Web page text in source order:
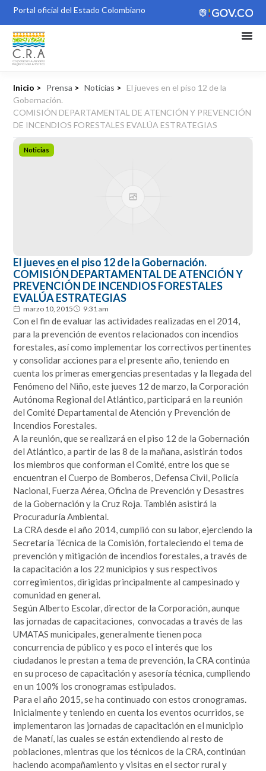
Portal oficial del Estado Colombiano
Inicio > Prensa > Noticias > El jueves en el piso 12 de la
Gobernación.
COMISIÓN DEPARTAMENTAL DE ATENCIÓN Y PREVENCIÓN
DE INCENDIOS FORESTALES EVALÚA ESTRATEGIAS
Noticias
El jueves en el piso 12 de la Gobernación.
COMISIÓN DEPARTAMENTAL DE ATENCIÓN Y
PREVENCIÓN DE INCENDIOS FORESTALES
EVALÚA ESTRATEGIAS
marzo 10, 2015 9:31 am
Con el fin de evaluar las actividades realizadas en el 2014,
para la prevención de eventos relacionados con incendios
forestales, así como implementar los correctivos pertinentes
y consolidar acciones para el presente año, teniendo en
cuenta los primeras emergencias presentadas y la llegada del
Fenómeno del Niño, este jueves 12 de marzo, la Corporación
Autónoma Regional del Atlántico, participará en la reunión
del Comité Departamental de Atención y Prevención de
Incendios Forestales.
A la reunión, que se realizará en el piso 12 de la Gobernación
del Atlántico, a partir de las 8 de la mañana, asistirán todos
los miembros que conforman el Comité, entre los que se
encuentran el Cuerpo de Bomberos, Defensa Civil, Policía
Nacional, Fuerza Aérea, Oficina de Prevención y Desastres
de la Gobernación y la Cruz Roja. También asistirá la
Procuraduría Ambiental.
La CRA desde el año 2014, cumplió con su labor, ejerciendo la
Secretaría Técnica de la Comisión, fortaleciendo el tema de
prevención y mitigación de incendios forestales, a través de
la capacitación a los 22 municipios y sus respectivos
corregimientos, dirigidas principalmente al campesinado y
comunidad en general.
Según Alberto Escolar, director de la Corporación, aunque
las jornadas de capacitaciones, convocadas a través de las
UMATAS municipales, generalmente tienen poca
concurrencia de público y es poco el interés que los
ciudadanos le prestan a tema de prevención, la CRA continúa
en su proceso de capacitación y asesoría técnica, cumpliendo
en un 100% los cronogramas estipulados.
Para el año 2015, se ha continuado con estos cronogramas.
Inicialmente y teniendo en cuenta los eventos ocurridos, se
implementaron las jornadas de capacitación en el municipio
de Manatí, las cuales se están extendiendo al resto de
poblaciones, mientras que los técnicos de la CRA, continúan
haciendo acompañamiento y visitas en el sector rural y